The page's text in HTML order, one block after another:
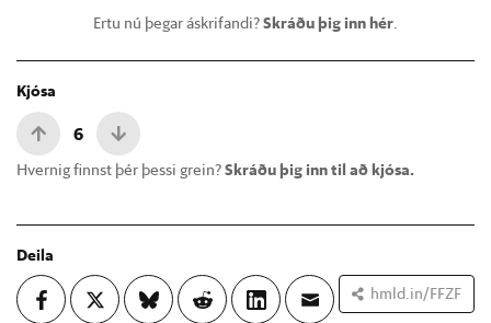
Ertu nú þegar áskrifandi?Skráðu þig inn hér.
Kjósa
6
Hvernig finnst þér þessi grein?Skráðu þig inn til að kjósa.
Deila
hmld.in/FFZF